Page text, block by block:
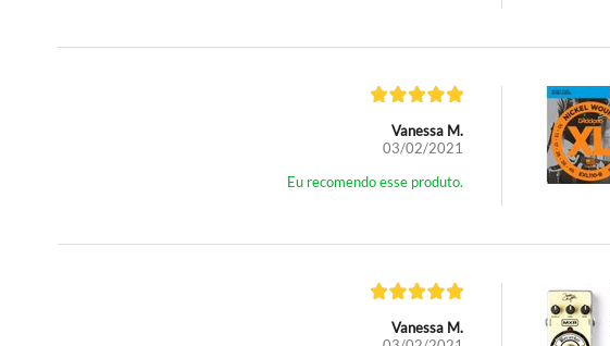
Vanessa M.
03/02/2021
Eu recomendo esse produto.
Vanessa M.